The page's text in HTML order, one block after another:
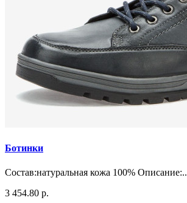
Ботинки
Состав:натуральная кожа 100% Описание:..
3 454.80 р.